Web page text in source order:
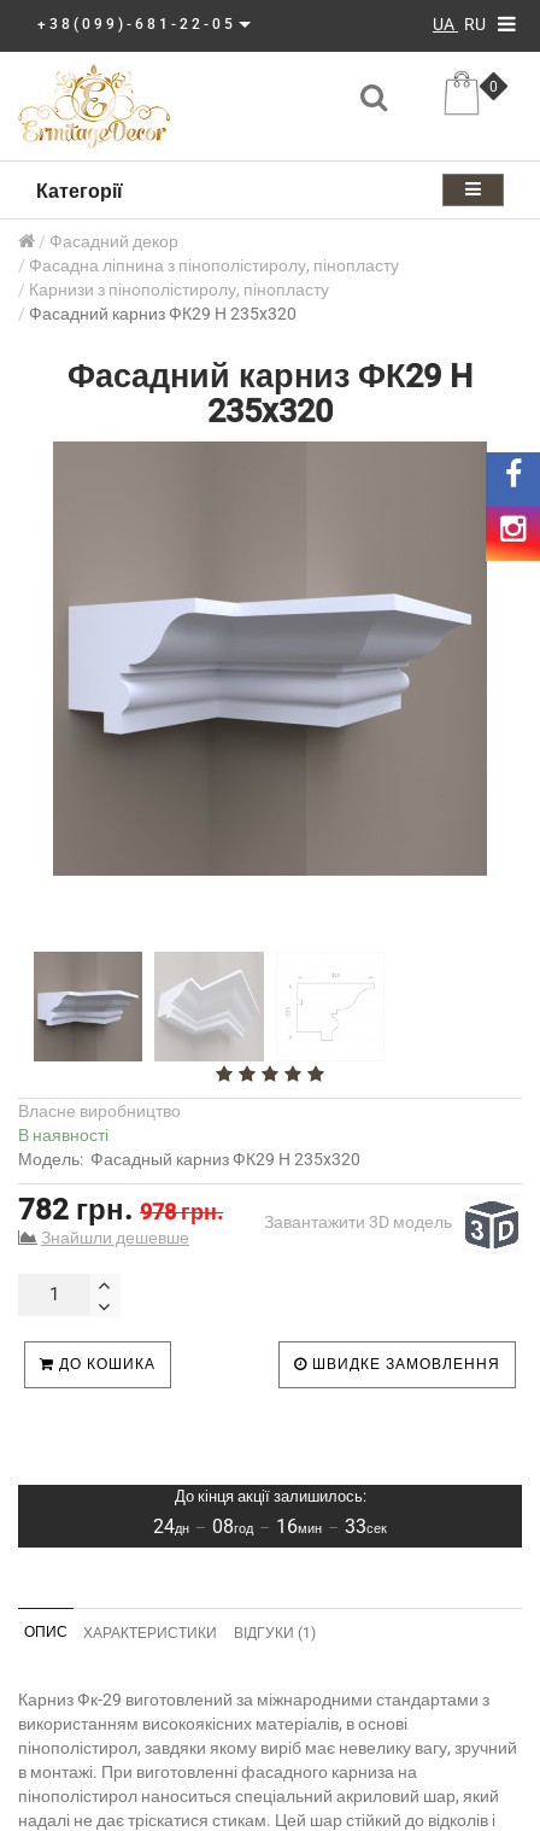
+38(099)-681-22-05 UA RU
0
Категорії
Фасадний декор
Фасадна ліпнина з пінополістиролу, пінопласту
Карнизи з пінополістиролу, пінопласту
Фасадний карниз ФК29 H 235x320
Фасадний карниз ФК29 H
235x320
Власне виробництво
В наявності
Модель: Фасадный карниз ФК29 H 235x320
782 грн. 978 грн.
Знайшли дешевше
Завантажити 3D модель
ДО КОШИКА ШВИДКЕ ЗАМОВЛЕННЯ
До кінця акції залишилось:
24дн – 08год – 16мин – 33сек
ОПИС ХАРАКТЕРИСТИКИ ВІДГУКИ (1)
Карниз Фк-29 виготовлений за міжнародними стандартами з
використанням високоякісних матеріалів, в основі
пінополістирол, завдяки якому виріб має невелику вагу, зручний
в монтажі. При виготовленні фасадного карниза на
пінополістирол наноситься спеціальний акриловий шар, який
надалі не дає тріскатися стикам. Цей шар стійкий до відколів і